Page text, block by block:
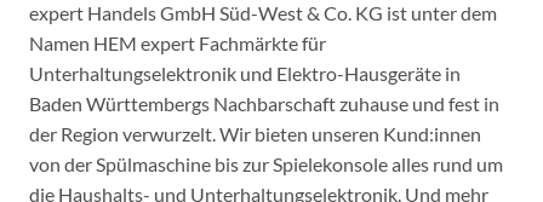
expert Handels GmbH Süd-West & Co. KG ist unter dem
Namen HEM expert Fachmärkte für
Unterhaltungselektronik und Elektro-Hausgeräte in
Baden Württembergs Nachbarschaft zuhause und fest in
der Region verwurzelt. Wir bieten unseren Kund:innen
von der Spülmaschine bis zur Spielekonsole alles rund um
die Haushalts- und Unterhaltungselektronik. Und mehr